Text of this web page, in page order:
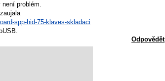
problém.
spp-hid-75-klaves-skladaci
Odpovědět